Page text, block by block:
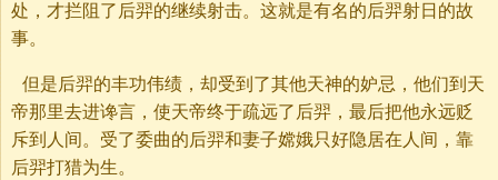
处，才拦阻了后羿的继续射击。这就是有名的后羿射日的故
事。
但是后羿的丰功伟绩，却受到了其他天神的妒忌，他们到天
帝那里去进谗言，使天帝终于疏远了后羿，最后把他永远贬
斥到人间。受了委曲的后羿和妻子嫦娥只好隐居在人间，靠
后羿打猎为生。